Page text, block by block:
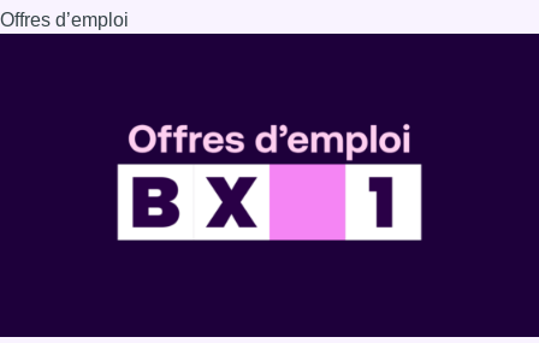
Offres d’emploi